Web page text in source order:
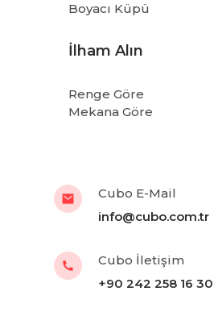
Boyacı Küpü
İlham Alın
Renge Göre
Mekana Göre
Cubo E-Mail
info@cubo.com.tr
Cubo İletişim
+90 242 258 16 30